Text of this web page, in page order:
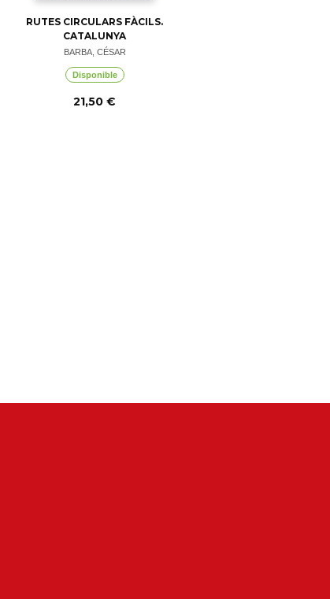
RUTES CIRCULARS FÀCILS.
CATALUNYA
BARBA, CÉSAR
Disponible
21,50 €